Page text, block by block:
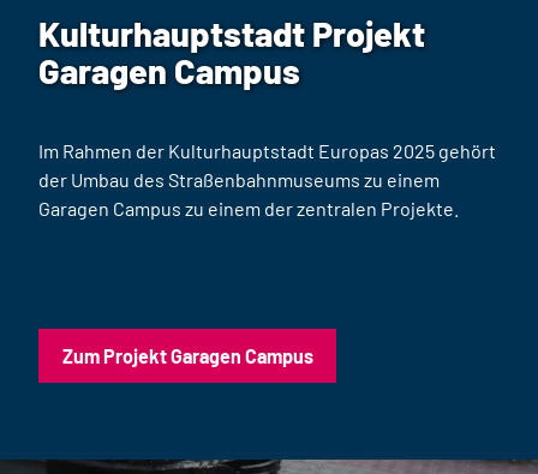
Kulturhauptstadt Projekt
Garagen Campus
Im Rahmen der Kulturhauptstadt Europas 2025 gehört
der Umbau des Straßenbahnmuseums zu einem
Garagen Campus zu einem der zentralen Projekte.
Zum Projekt Garagen Campus